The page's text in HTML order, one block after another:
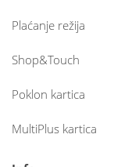
Plaćanje režija
Shop&Touch
Poklon kartica
MultiPlus kartica